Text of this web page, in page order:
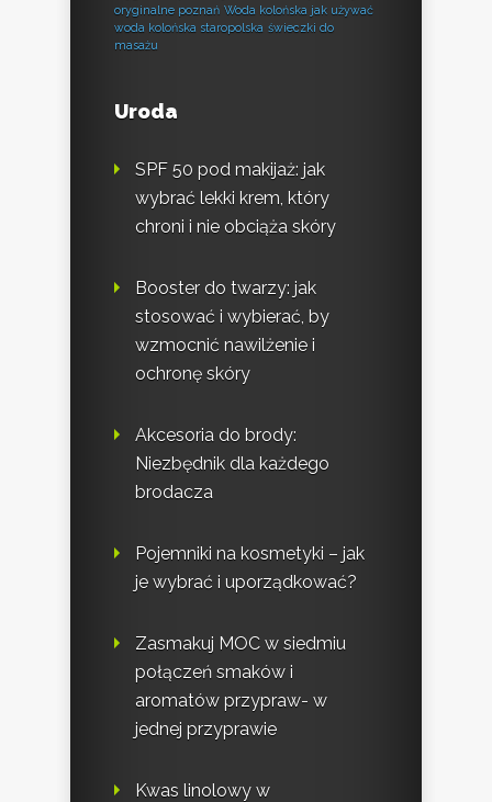
oryginalne poznań Woda kolońska jak używać
woda kolońska staropolska świeczki do
masażu
Uroda
SPF 50 pod makijaż: jak
wybrać lekki krem, który
chroni i nie obciąża skóry
Booster do twarzy: jak
stosować i wybierać, by
wzmocnić nawilżenie i
ochronę skóry
Akcesoria do brody:
Niezbędnik dla każdego
brodacza
Pojemniki na kosmetyki – jak
je wybrać i uporządkować?
Zasmakuj MOC w siedmiu
połączeń smaków i
aromatów przypraw- w
jednej przyprawie
Kwas linolowy w